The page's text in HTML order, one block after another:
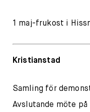
1 maj-frukost i
Kristianstad
Samling för
Avslutande möte på